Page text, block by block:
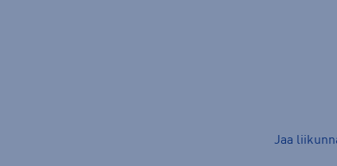
Jaa